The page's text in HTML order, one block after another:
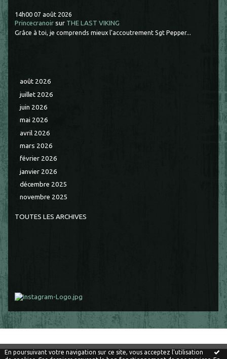
En poursuivant votre navigation sur ce site, vous acceptez l'utilisation
14h00 07 août 2026
Princecranoir sur THE LAST VIKING
Grâce à toi, je comprends mieux l'accoutrement Sgt Pepper...
août 2026
juillet 2026
juin 2026
mai 2026
avril 2026
mars 2026
février 2026
janvier 2026
décembre 2025
novembre 2025
TOUTES LES ARCHIVES